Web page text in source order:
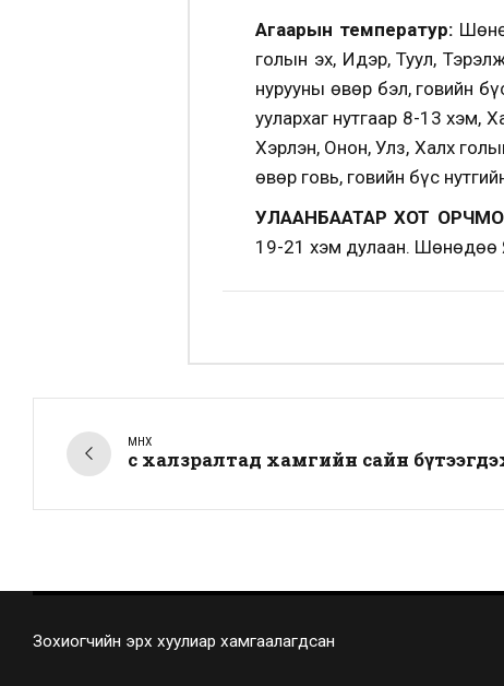
Агаарын температур:
голын эх, Идэр, Туул,
нурууны өвөр бэл, говийн
уулархаг нутгаар 8-13 хэм,
Хэрлэн, Онон, Улз, Халх
өвөр говь, говийн бүс
УЛААНБААТАР ХОТ
19-21 хэм дулаан. Шөнөдөө
ӨМНӨХ
Үс халзралтад хамгийн сайн
Зохиогчийн эрх хуулиар хамгаалагдсан